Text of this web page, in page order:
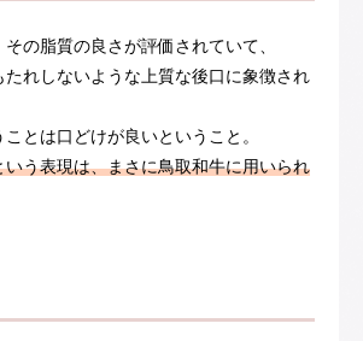
の脂質の良さが評価されていて、
たれしないような上質な後口に象徴され
とは口どけが良いということ。
いう表現は、まさに鳥取和牛に用いられ